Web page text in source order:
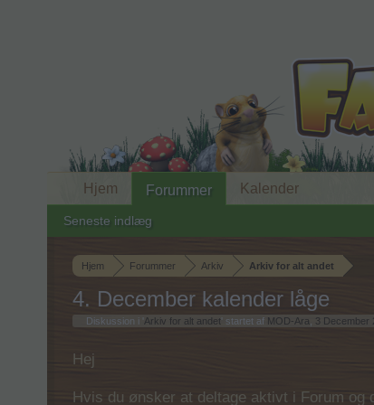
Hjem Forummer Arkiv Arkiv for alt andet
4. December kalender låge
Diskussion i ' Arkiv for alt andet ' startet af MOD-Ara 3 December
Hej
Hvis du ønsker at deltage aktivt i Forum
Hjem Forummer
Seneste indlæg
Kalender